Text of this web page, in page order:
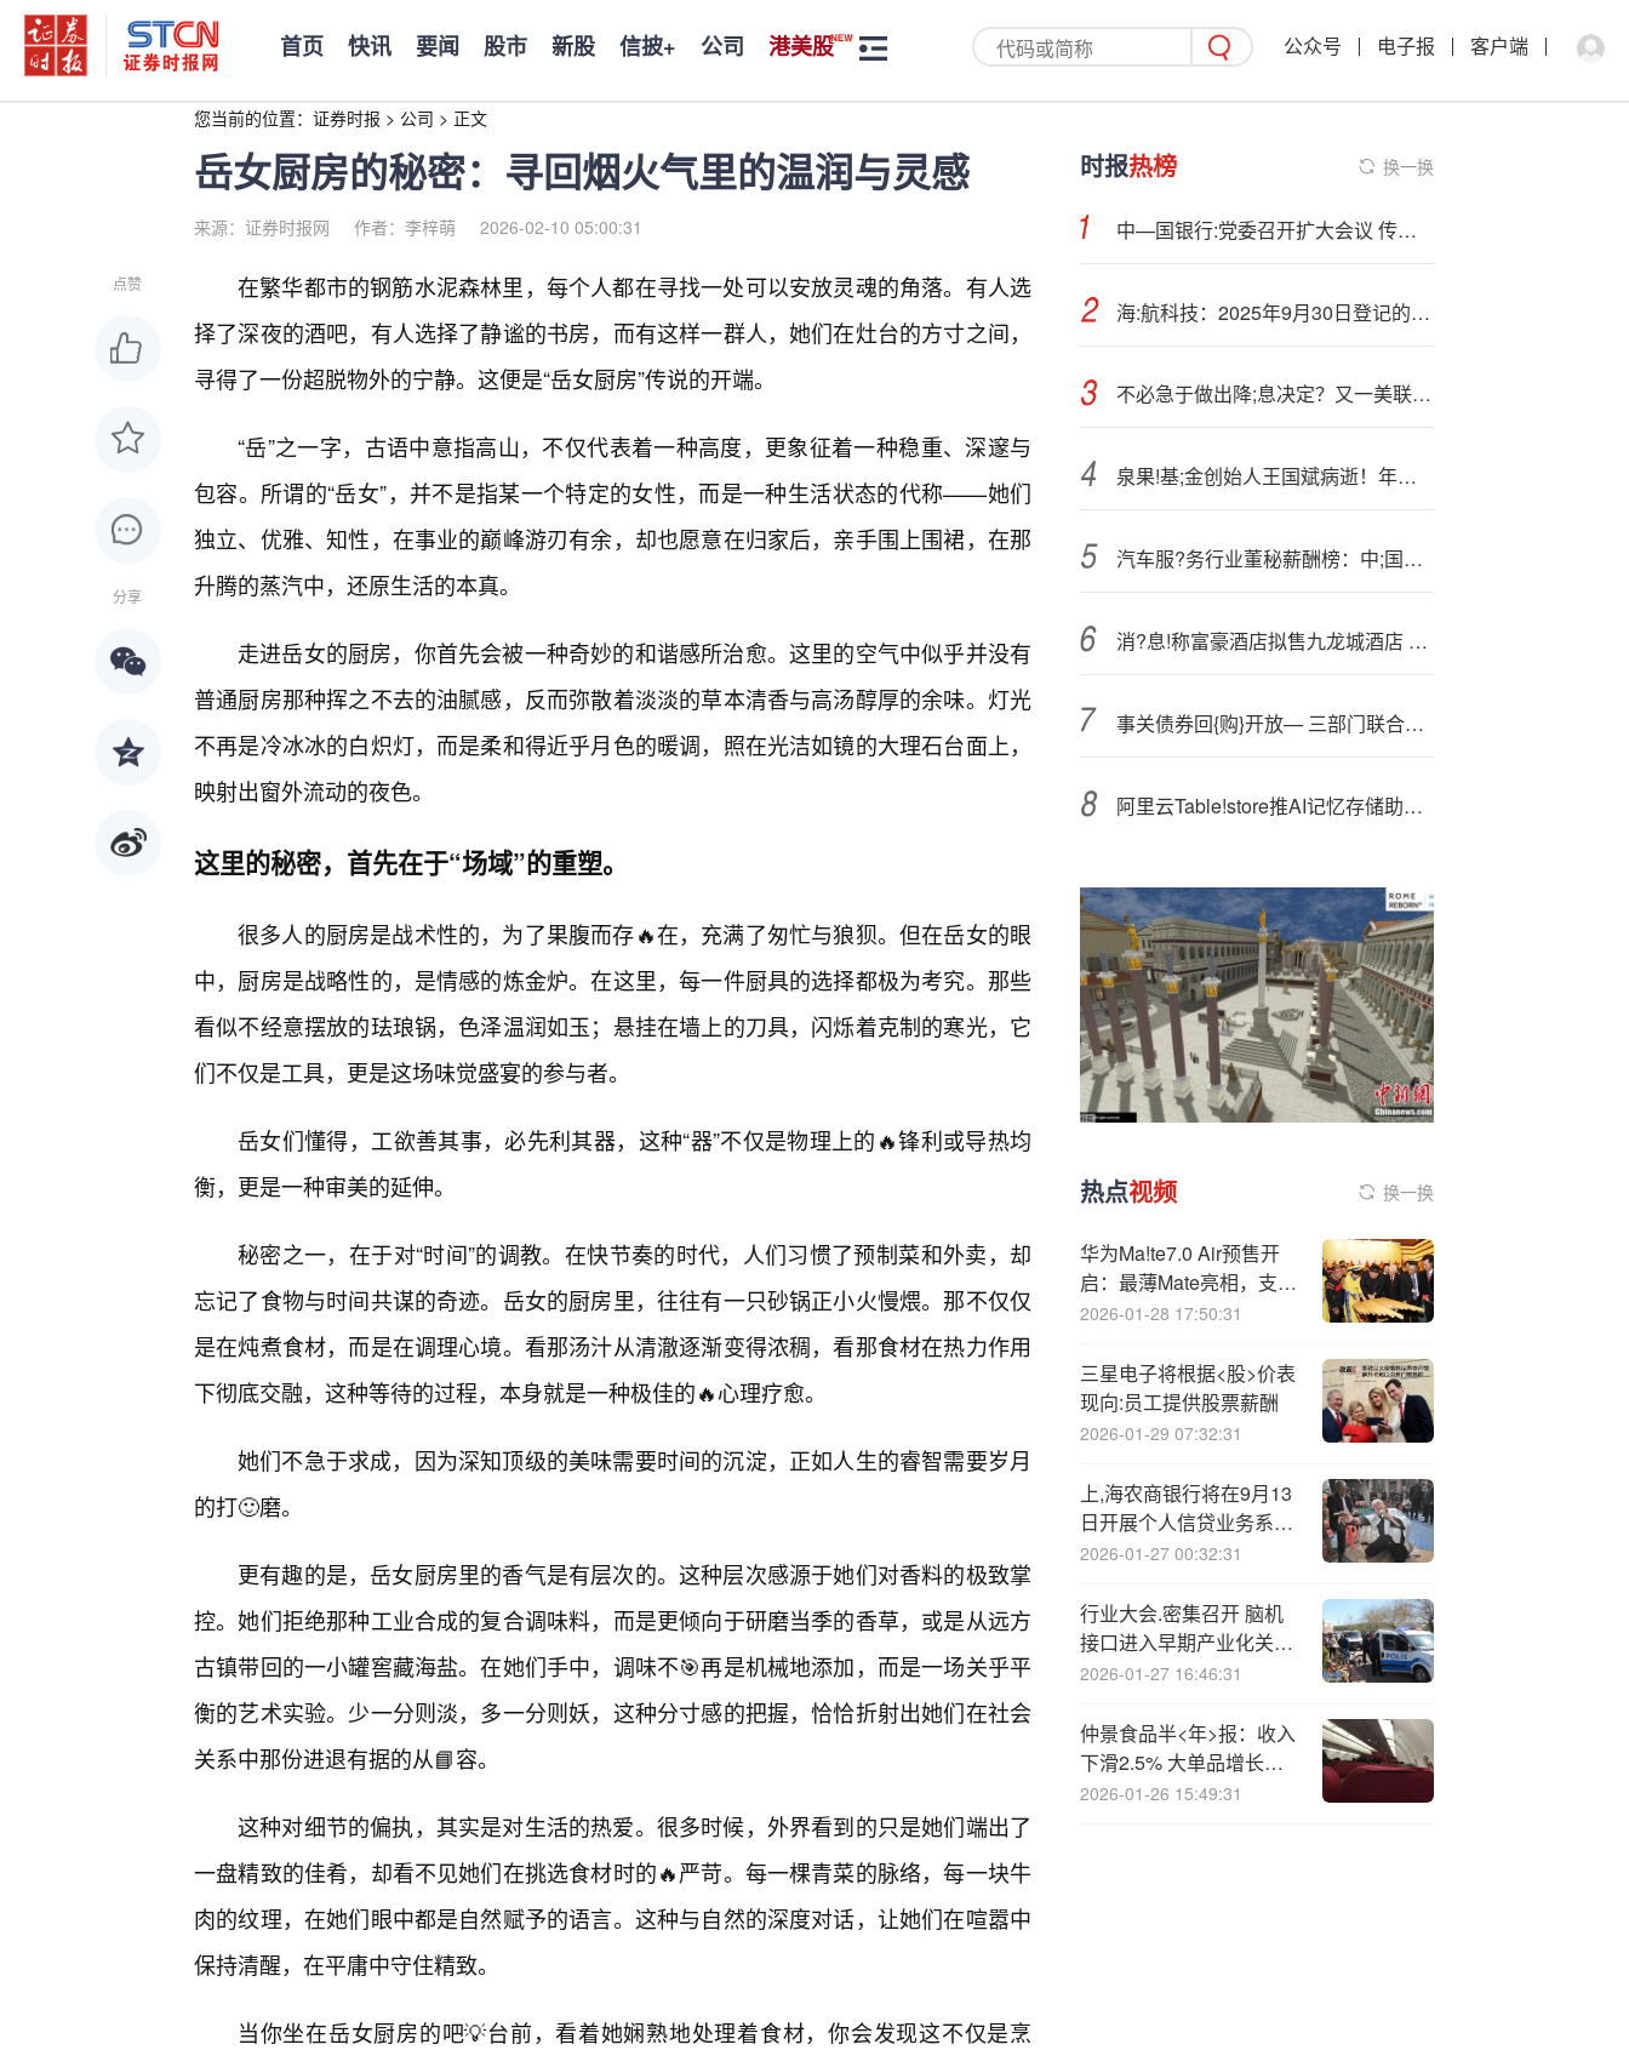
首页 快讯 要闻 股市 新股 信披+ 公司 港美股 公众号 电子报 客户端
您当前的位置： 证券时报 > 公司 > 正文
岳女厨房的秘密：寻回烟火气里的温润与灵感
来源：证券时报网 作者：李梓萌 2026-02-10 05:00:31
点赞
分享
在繁华都市的钢筋水泥森林里，每个人都在寻找一处可以安放灵魂的角落。有人选
择了深夜的酒吧，有人选择了静谧的书房，而有这样一群人，她们在灶台的方寸之间，
寻得了一份超脱物外的宁静。这便是“岳女厨房”传说的开端。
“岳”之一字，古语中意指高山，不仅代表着一种高度，更象征着一种稳重、深邃与
包容。所谓的“岳女”，并不是指某一个特定的女性，而是一种生活状态的代称——她们
独立、优雅、知性，在事业的巅峰游刃有余，却也愿意在归家后，亲手围上围裙，在那
升腾的蒸汽中，还原生活的本真。
走进岳女的厨房，你首先会被一种奇妙的和谐感所治愈。这里的空气中似乎并没有
普通厨房那种挥之不去的油腻感，反而弥散着淡淡的草本清香与高汤醇厚的余味。灯光
不再是冷冰冰的白炽灯，而是柔和得近乎月色的暖调，照在光洁如镜的大理石台面上，
映射出窗外流动的夜色。
这里的秘密，首先在于“场域”的重塑。
很多人的厨房是战术性的，为了果腹而存🔥在，充满了匆忙与狼狈。但在岳女的眼
中，厨房是战略性的，是情感的炼金炉。在这里，每一件厨具的选择都极为考究。那些
看似不经意摆放的珐琅锅，色泽温润如玉；悬挂在墙上的刀具，闪烁着克制的寒光，它
们不仅是工具，更是这场味觉盛宴的参与者。
岳女们懂得，工欲善其事，必先利其器，这种“器”不仅是物理上的🔥锋利或导热均
衡，更是一种审美的延伸。
秘密之一，在于对“时间”的调教。在快节奏的时代，人们习惯了预制菜和外卖，却
忘记了食物与时间共谋的奇迹。岳女的厨房里，往往有一只砂锅正小火慢煨。那不仅仅
是在炖煮食材，而是在调理心境。看那汤汁从清澈逐渐变得浓稠，看那食材在热力作用
下彻底交融，这种等待的过程，本身就是一种极佳的🔥心理疗愈。
她们不急于求成，因为深知顶级的美味需要时间的沉淀，正如人生的睿智需要岁月
的打🙂磨。
更有趣的是，岳女厨房里的香气是有层次的。这种层次感源于她们对香料的极致掌
控。她们拒绝那种工业合成的复合调味料，而是更倾向于研磨当季的香草，或是从远方
古镇带回的一小罐窖藏海盐。在她们手中，调味不🎯再是机械地添加，而是一场关乎平
衡的艺术实验。少一分则淡，多一分则妖，这种分寸感的把握，恰恰折射出她们在社会
关系中那份进退有据的从📘容。
这种对细节的偏执，其实是对生活的热爱。很多时候，外界看到的只是她们端出了
一盘精致的佳肴，却看不见她们在挑选食材时的🔥严苛。每一棵青菜的脉络，每一块牛
肉的纹理，在她们眼中都是自然赋予的语言。这种与自然的深度对话，让她们在喧嚣中
保持清醒，在平庸中守住精致。
当你坐在岳女厨房的吧💡台前，看着她娴熟地处理着食材，你会发现这不仅是烹
时报热榜 换一换
中—国银行:党委召开扩大会议 传达学习党的二十届四中全会精神 研究部署中国银行贯彻落实措施
海:航科技：2025年9月30日登记的股东人数为76538户
不必急于做出降;息决定？又一美联储官员“放鹰”
泉果!基;金创始人王国斌病逝！年仅57岁，曾被评为“上海十大杰出青年”
汽车服?务行业董秘薪酬榜：中;国汽研刘安民以249万高居榜首 年薪超第二名3倍
消?息!称富豪酒店拟售九龙城酒店 估值15亿港元
事关债券回{购}开放— 三部门联合发文 更多境外机构投资者获灵活高效流动性管理渠道
阿里云Table!store推AI记忆存储助力智能体高效开发
热点视频 换一换
华为Ma!te7.0 Air预售开
启：最薄Mate亮相，支持
双卡与快充
2026-01-28 17:50:31
三星电子将根据<股>价表
现向:员工提供股票薪酬
2026-01-29 07:32:31
上,海农商银行将在9月13
日开展个人信贷业务系统
维护工作
2026-01-27 00:32:31
行业大会.密集召开 脑机
接口进入早期产业化关键
期
2026-01-27 16:46:31
仲景食品半<年>报：收入
下滑2.5% 大单品增长动
能减弱
2026-01-26 15:49:31